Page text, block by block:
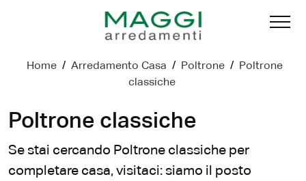
Home / Arredamento Casa / Poltrone / Poltrone
classiche
Poltrone classiche
Se stai cercando Poltrone classiche per
completare casa, visitaci: siamo il posto